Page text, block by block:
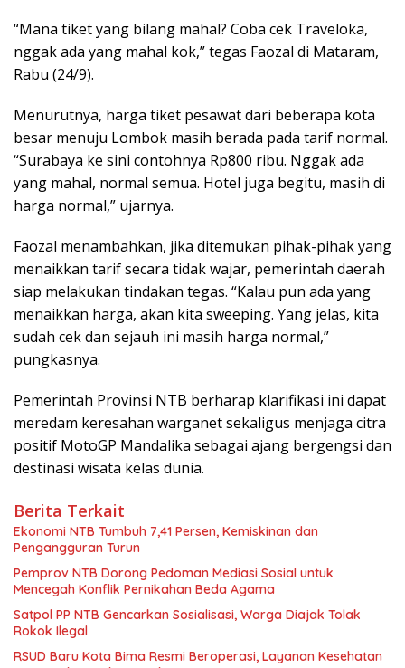
“Mana tiket yang bilang mahal? Coba cek Traveloka,
nggak ada yang mahal kok,” tegas Faozal di Mataram,
Rabu (24/9).
Menurutnya, harga tiket pesawat dari beberapa kota
besar menuju Lombok masih berada pada tarif normal.
“Surabaya ke sini contohnya Rp800 ribu. Nggak ada
yang mahal, normal semua. Hotel juga begitu, masih di
harga normal,” ujarnya.
Faozal menambahkan, jika ditemukan pihak-pihak yang
menaikkan tarif secara tidak wajar, pemerintah daerah
siap melakukan tindakan tegas. “Kalau pun ada yang
menaikkan harga, akan kita sweeping. Yang jelas, kita
sudah cek dan sejauh ini masih harga normal,”
pungkasnya.
Pemerintah Provinsi NTB berharap klarifikasi ini dapat
meredam keresahan warganet sekaligus menjaga citra
positif MotoGP Mandalika sebagai ajang bergengsi dan
destinasi wisata kelas dunia.
Berita Terkait
Ekonomi NTB Tumbuh 7,41 Persen, Kemiskinan dan
Pengangguran Turun
Pemprov NTB Dorong Pedoman Mediasi Sosial untuk
Mencegah Konflik Pernikahan Beda Agama
Satpol PP NTB Gencarkan Sosialisasi, Warga Diajak Tolak
Rokok Ilegal
RSUD Baru Kota Bima Resmi Beroperasi, Layanan Kesehatan